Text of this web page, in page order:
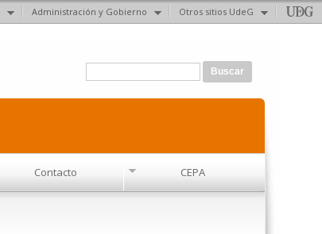
Administración y Gobierno Otros sitios UdeG
Formulario de búsqueda
Contacto CEPA